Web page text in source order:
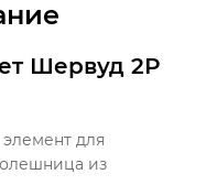
Шервуд 2Р
для
из